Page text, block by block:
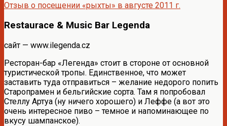
Отзыв о посещении «рыхты» в августе 2011 г.
Restaurace & Music Bar Legenda
сайт — www.ilegenda.cz
Ресторан-бар «Легенда» стоит в стороне от основной
туристической тропы. Единственное, что может
заставить туда отправиться – желание недорого попить
Старопрамен и бельгийские сорта. Там я попробовал
Стеллу Артуа (ну ничего хорошего) и Леффе (а вот это
очень интересное пиво – темное и напоминающее по
вкусу шампанское).